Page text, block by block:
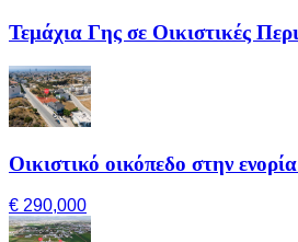
Τεμάχια Γης σε Οικιστικές
Οικιστικό οικόπεδο στην
€ 290,000